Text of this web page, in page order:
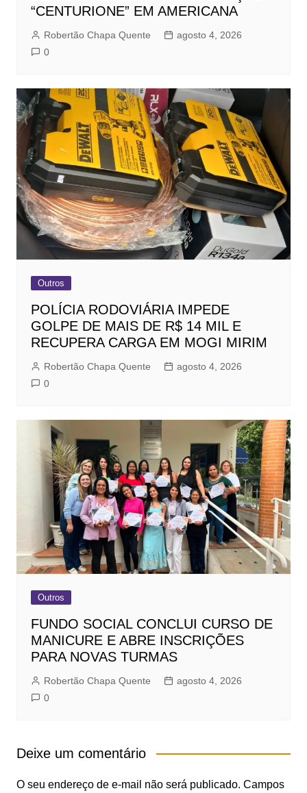
“CENTURIONE” EM AMERICANA
Robertão Chapa Quente
agosto 4, 2026
0
Outros
POLÍCIA RODOVIÁRIA IMPEDE
GOLPE DE MAIS DE R$ 14 MIL E
RECUPERA CARGA EM MOGI MIRIM
Robertão Chapa Quente
agosto 4, 2026
0
Outros
FUNDO SOCIAL CONCLUI CURSO DE
MANICURE E ABRE INSCRIÇÕES
PARA NOVAS TURMAS
Robertão Chapa Quente
agosto 4, 2026
0
Deixe um comentário
O seu endereço de e-mail não será publicado. Campos